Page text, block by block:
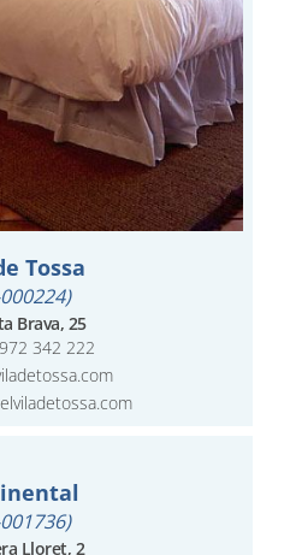
Tossa
Brava, 25
342 222
Lloret, 2